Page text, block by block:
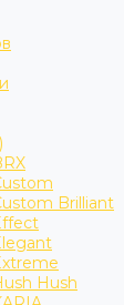
Brilliant
Hush